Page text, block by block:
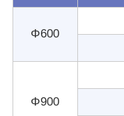
Φ600
Φ900